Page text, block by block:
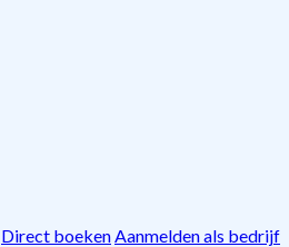
Direct boekenAanmelden als bedrijf